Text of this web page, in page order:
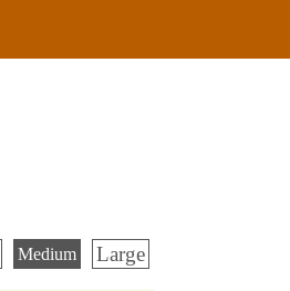
Medium Large